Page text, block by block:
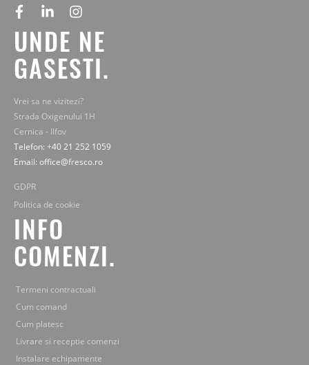
facebook
linkedininstagram
UNDE NE
GASESTI.
Vrei sa ne vizitezi?
Strada Oxigenului 1H
Cernica - Ilfov
Telefon: +40 21 252 1059
Email: office@fresco.ro
GDPR
Politica de cookie
INFO
COMENZI.
Termeni contractuali
Cum comand
Cum platesc
Livrare si receptie comenzi
Instalare echipamente